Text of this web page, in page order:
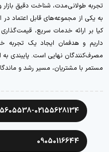
تجربه طولانی‌مدت، شناخت دقیق بازار
به یکی از مجموعه‌های قابل اعتماد
کیا بر ارائه خدمات سریع،
داریم و هدفمان ایجاد یک تجربه
مصرف‌کنندگان نهایی است. پایبندی
مستمر با مشتریان، مسیر رشد و
02155628134
09050116644